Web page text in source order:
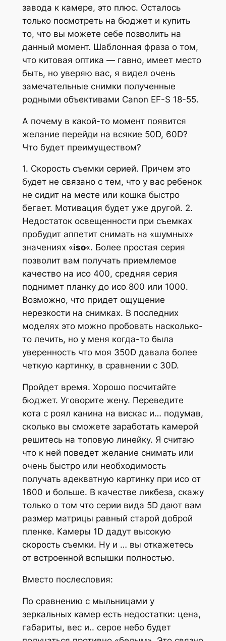
завода к камере, это плюс. Осталось
только посмотреть на бюджет и купить
то, что вы можете себе позволить на
данный момент. Шаблонная фраза о том,
что китовая оптика — гавно, имеет место
быть, но уверяю вас, я видел очень
замечательные снимки полученные
родными объективами Canon EF-S 18-55.
А почему в какой-то момент появится
желание перейди на всякие 50D, 60D?
Что будет преимуществом?
1. Скорость съемки серией. Причем это
будет не связано с тем, что у вас ребенок
не сидит на месте или кошка быстро
бегает. Мотивация будет уже другой. 2.
Недостаток освещенности при съемках
пробудит аппетит снимать на «шумных»
значениях «iso«. Более простая серия
позволит вам получать приемлемое
качество на исо 400, средняя серия
поднимет планку до исо 800 или 1000.
Возможно, что придет ощущение
нерезкости на снимках. В последних
моделях это можно пробовать насколько-
то лечить, но у меня когда-то была
уверенность что моя 350D давала более
четкую картинку, в сравнении с 30D.
Пройдет время. Хорошо посчитайте
бюджет. Уговорите жену. Переведите
кота с роял канина на вискас и… подумав,
сколько вы сможете заработать камерой
решитесь на топовую линейку. Я считаю
что к ней поведет желание снимать или
очень быстро или необходимость
получать адекватную картинку при исо от
1600 и больше. В качестве ликбеза, скажу
только о том что серии вида 5D дают вам
размер матрицы равный старой доброй
пленке. Камеры 1D дадут высокую
скорость съемки. Ну и … вы откажетесь
от встроенной вспышки полностью.
Вместо послесловия:
По сравнению с мыльницами у
зеркальных камер есть недостатки: цена,
габариты, вес и.. серое небо будет